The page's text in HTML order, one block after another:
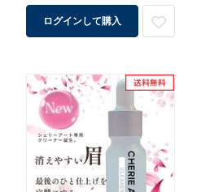
ログインして購入